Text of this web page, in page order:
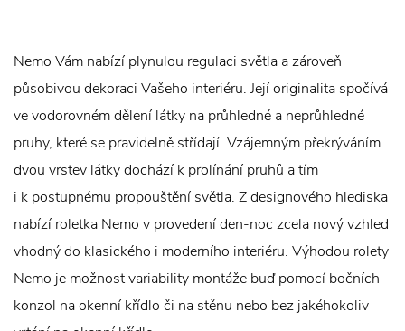
Nemo Vám nabízí plynulou regulaci světla a zároveň
působivou dekoraci Vašeho interiéru. Její originalita spočívá
ve vodorovném dělení látky na průhledné a neprůhledné
pruhy, které se pravidelně střídají. Vzájemným překrýváním
dvou vrstev látky dochází k prolínání pruhů a tím
i k postupnému propouštění světla. Z designového hlediska
nabízí roletka Nemo v provedení den-noc zcela nový vzhled
vhodný do klasického i moderního interiéru. Výhodou rolety
Nemo je možnost variability montáže buď pomocí bočních
konzol na okenní křídlo či na stěnu nebo bez jakéhokoliv